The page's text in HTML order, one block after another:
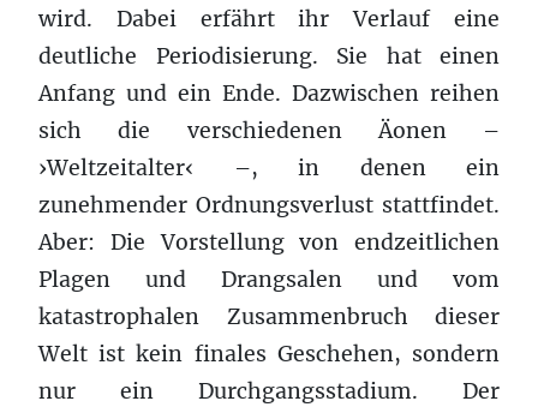
wird. Dabei erfährt ihr Verlauf eine
deutliche Periodisierung. Sie hat einen
Anfang und ein Ende. Dazwischen reihen
sich die verschiedenen Äonen –
›Weltzeitalter‹ –, in denen ein
zunehmender Ordnungsverlust stattfindet.
Aber: Die Vorstellung von endzeitlichen
Plagen und Drangsalen und vom
katastrophalen Zusammenbruch dieser
Welt ist kein finales Geschehen, sondern
nur ein Durchgangsstadium. Der